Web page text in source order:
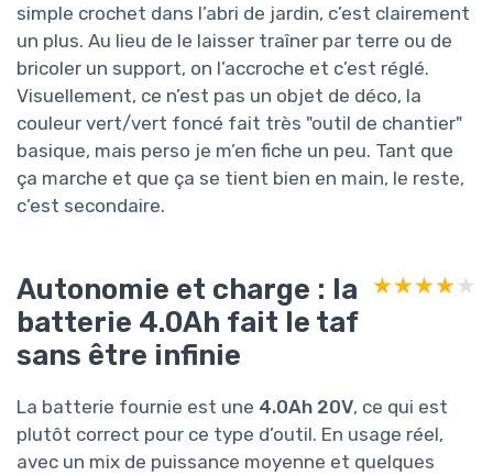
simple crochet dans l’abri de jardin, c’est clairement
un plus. Au lieu de le laisser traîner par terre ou de
bricoler un support, on l’accroche et c’est réglé.
Visuellement, ce n’est pas un objet de déco, la
couleur vert/vert foncé fait très "outil de chantier"
basique, mais perso je m’en fiche un peu. Tant que
ça marche et que ça se tient bien en main, le reste,
c’est secondaire.
Autonomie et charge : la
batterie 4.0Ah fait le taf
sans être infinie
★★★★★
★★★★★
La batterie fournie est une 4.0Ah 20V, ce qui est
plutôt correct pour ce type d’outil. En usage réel,
avec un mix de puissance moyenne et quelques